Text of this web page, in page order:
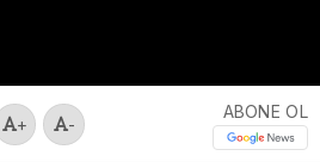
+ -
ABONE OL